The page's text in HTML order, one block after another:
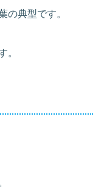
の典型です。
。